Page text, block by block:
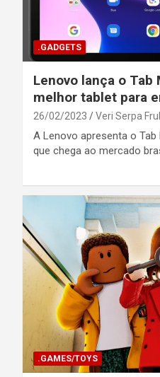
.GADGETS
Lenovo lança o Tab
melhor tablet para
26/02/2023 Veri Serpa
A Lenovo apresenta o
que chega ao mercado
.GAMES/TOYS